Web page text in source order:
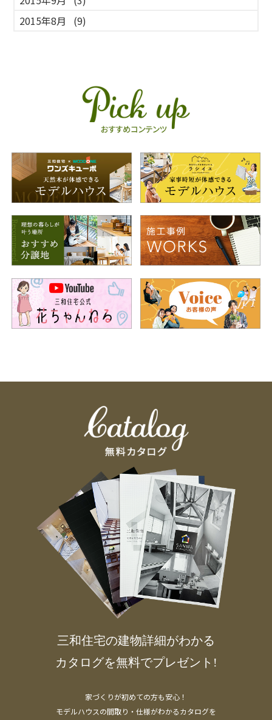
2015年8月
(9)
三和住宅の建物詳細がわかる
カタログを無料でプレゼント!
家づくりが初めての方も安心！
モデルハウスの間取り・仕様がわかるカタログを